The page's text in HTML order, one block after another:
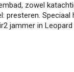
zowel
presteren.
jammer in Leopard